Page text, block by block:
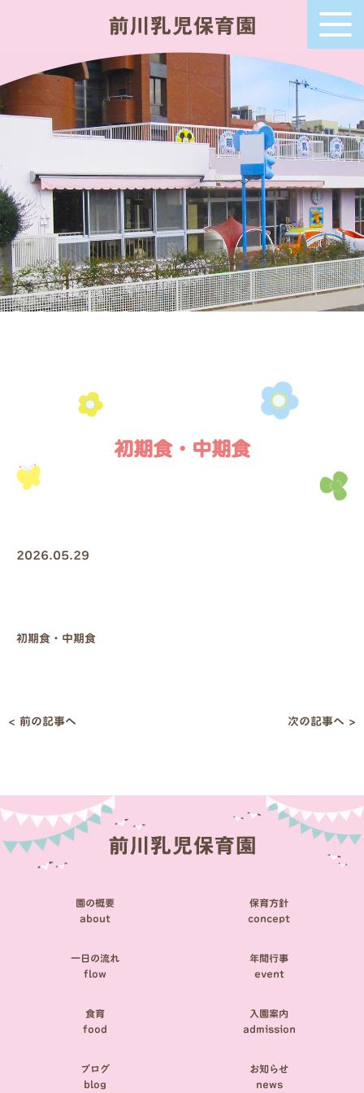
初期食・中期食
2026.05.29
初期食・中期食
投
< 前の記事へ 次の記事へ >
園の概要
about
保育方針
concept
一日の流れ
flow
年間行事
event
食育
food
入園案内
admission
ブログ
blog
お知らせ
news